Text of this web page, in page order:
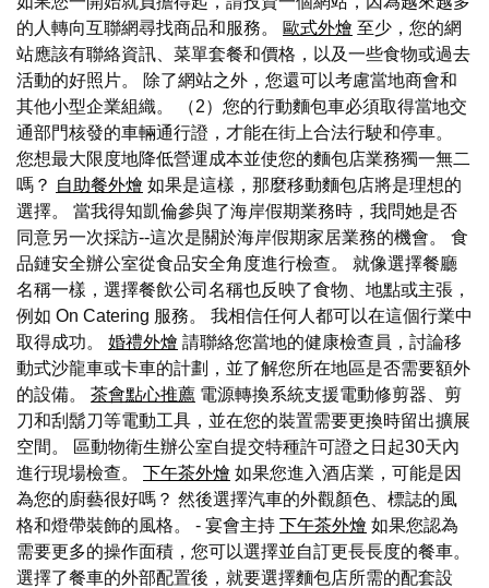
的人轉向互聯網尋找商品和服務。
歐式外燴 至少，您的網
站應該有聯絡資訊、菜單套餐和價格，以及一些食物或過去
活動的好照片。 除了網站之外，您還可以考慮當地商會和
其他小型企業組織。 （2）您的行動麵包車必須取得當地交
通部門核發的車輛通行證，才能在街上合法行駛和停車。
您想最大限度地降低營運成本並使您的麵包店業務獨一無二
嗎？ 自助餐外燴 如果是這樣，那麼移動麵包店將是理想的
選擇。 當我得知凱倫參與了海岸假期業務時，我問她是否
同意另一次採訪--這次是關於海岸假期家居業務的機會。 食
品鏈安全辦公室從食品安全角度進行檢查。 就像選擇餐廳
名稱一樣，選擇餐飲公司名稱也反映了食物、地點或主張，
例如 On Catering 服務。 我相信任何人都可以在這個行業中
取得成功。 婚禮外燴 請聯絡您當地的健康檢查員，討論移
動式沙龍車或卡車的計劃，並了解您所在地區是否需要額外
的設備。 茶會點心推薦 電源轉換系統支援電動修剪器、剪
刀和刮鬍刀等電動工具，並在您的裝置需要更換時留出擴展
空間。 區動物衛生辦公室自提交特種許可證之日起30天內
進行現場檢查。 下午茶外燴 如果您進入酒店業，可能是因
為您的廚藝很好嗎？ 然後選擇汽車的外觀顏色、標誌的風
格和燈帶裝飾的風格。 - 宴會主持 下午茶外燴 如果您認為
需要更多的操作面積，您可以選擇並自訂更長長度的餐車。
選擇了餐車的外部配置後，就要選擇麵包店所需的配套設